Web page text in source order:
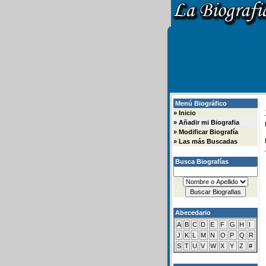
Menú Biográfico
» Inicio
» Añadir mi Biografia
» Modificar Biografía
» Las más Buscadas
Busca Biografías
Abecedario
A B C D E F G H
I
J
K L M N O P Q
R
S T U V W X Y Z #